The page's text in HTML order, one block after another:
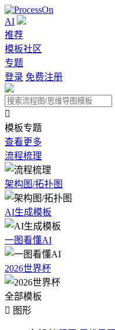
AI
推荐
模板社区
专题
登录 免费注册

模板专题
查看更多
流程梳理
架构图/拓扑图
AI生成模板
一图看懂AI
2026世界杯
全部模板
 图形